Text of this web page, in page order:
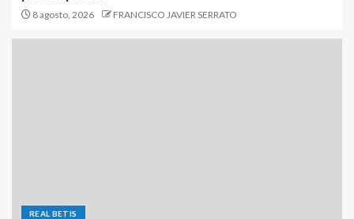
8 agosto, 2026 FRANCISCO JAVIER SERRATO
REAL BETIS